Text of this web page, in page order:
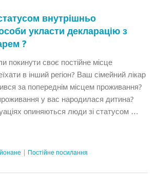
внутрішньо
укласти декларацію з
?
покинути своє постійне місце
в інший регіон? Ваш сімейний лікар
за попереднім місцем проживання?
у вас народилася дитина?
опиняються люди зі статусом …
Постійне посилання